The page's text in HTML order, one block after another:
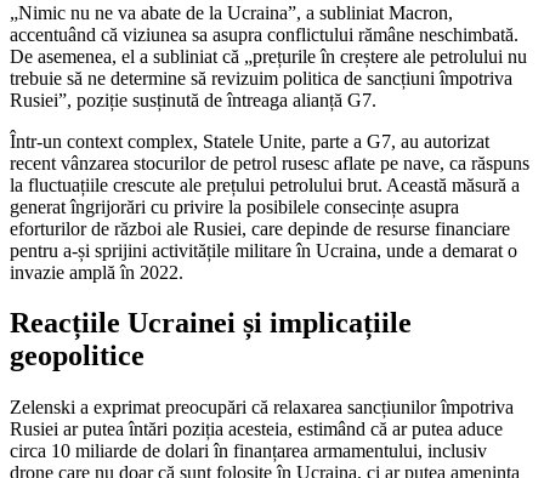
„Nimic nu ne va abate de la Ucraina”, a subliniat Macron,
accentuând că viziunea sa asupra conflictului rămâne neschimbată.
De asemenea, el a subliniat că „prețurile în creștere ale petrolului nu
trebuie să ne determine să revizuim politica de sancțiuni împotriva
Rusiei”, poziție susținută de întreaga alianță G7.
Într-un context complex, Statele Unite, parte a G7, au autorizat
recent vânzarea stocurilor de petrol rusesc aflate pe nave, ca răspuns
la fluctuațiile crescute ale prețului petrolului brut. Această măsură a
generat îngrijorări cu privire la posibilele consecințe asupra
eforturilor de război ale Rusiei, care depinde de resurse financiare
pentru a-și sprijini activitățile militare în Ucraina, unde a demarat o
invazie amplă în 2022.
Reacțiile Ucrainei și implicațiile
geopolitice
Zelenski a exprimat preocupări că relaxarea sancțiunilor împotriva
Rusiei ar putea întări poziția acesteia, estimând că ar putea aduce
circa 10 miliarde de dolari în finanțarea armamentului, inclusiv
drone care nu doar că sunt folosite în Ucraina, ci ar putea amenința